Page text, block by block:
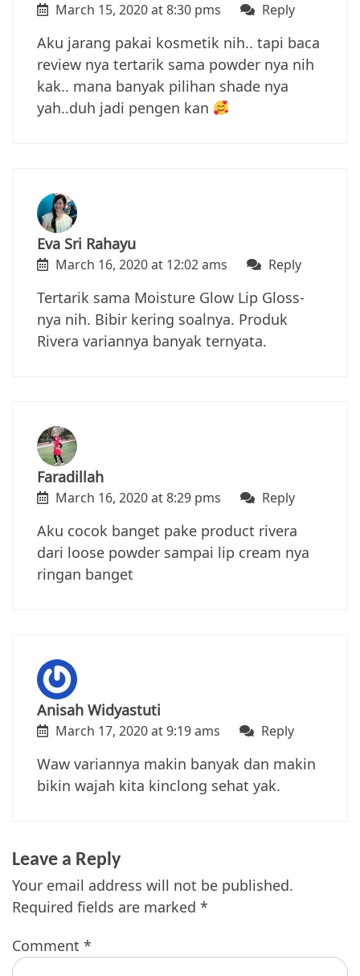
March 15, 2020 at 8:30 pms Reply
Aku jarang pakai kosmetik nih.. tapi baca
review nya tertarik sama powder nya nih
kak.. mana banyak pilihan shade nya
yah..duh jadi pengen kan
Eva Sri Rahayu
March 16, 2020 at 12:02 ams Reply
Tertarik sama Moisture Glow Lip Gloss-
nya nih. Bibir kering soalnya. Produk
Rivera variannya banyak ternyata.
Faradillah
March 16, 2020 at 8:29 pms Reply
Aku cocok banget pake product rivera
dari loose powder sampai lip cream nya
ringan banget
Anisah Widyastuti
March 17, 2020 at 9:19 ams Reply
Waw variannya makin banyak dan makin
bikin wajah kita kinclong sehat yak.
Leave a Reply
Your email address will not be published.
Required fields are marked *
Comment *